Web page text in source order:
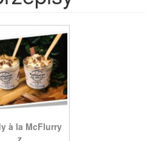
à la McFlurry
z...